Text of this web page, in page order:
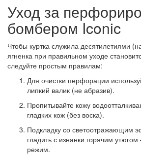
Уход за
бомбером Iconic
Чтобы куртка служила десятилетиями
ягненка при правильном уходе
следуйте простым правилам:
Для очистки перфорации
липкий валик (не абразив).
Пропитывайте кожу
гладких кож (без воска).
Подкладку со светоотражающим
гладить с изнанки горячим
режим.